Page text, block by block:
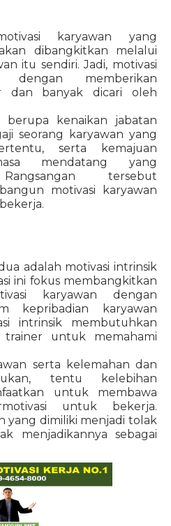
karyawan yang
dibangkitkan melalui
itu sendiri. Jadi, motivasi
dengan memberikan
dan banyak dicari oleh
berupa kenaikan jabatan
seorang karyawan yang
serta kemajuan
mendatang yang
tersebut
motivasi karyawan
adalah motivasi intrinsik
ini fokus membangkitkan
karyawan dengan
kepribadian karyawan
intrinsik membutuhkan
trainer untuk memahami
serta kelemahan dan
tentu kelebihan
untuk membawa
untuk bekerja.
yang dimiliki menjadi tolak
menjadikannya sebagai